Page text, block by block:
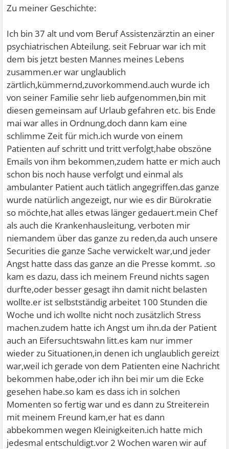
Zu meiner Geschichte:
Ich bin 37 alt und vom Beruf Assistenzärztin an einer
psychiatrischen Abteilung. seit Februar war ich mit
dem bis jetzt besten Mannes meines Lebens
zusammen.er war unglaublich
zärtlich,kümmernd,zuvorkommend.auch wurde ich
von seiner Familie sehr lieb aufgenommen,bin mit
diesen gemeinsam auf Urlaub gefahren etc. bis Ende
mai war alles in Ordnung,doch dann kam eine
schlimme Zeit für mich.ich wurde von einem
Patienten auf schritt und tritt verfolgt,habe obszöne
Emails von ihm bekommen,zudem hatte er mich auch
schon bis noch hause verfolgt und einmal als
ambulanter Patient auch tätlich angegriffen.das ganze
wurde natürlich angezeigt, nur wie es dir Bürokratie
so möchte,hat alles etwas länger gedauert.mein Chef
als auch die Krankenhausleitung, verboten mir
niemandem über das ganze zu reden,da auch unsere
Securities die ganze Sache verwickelt war,und jeder
Angst hatte dass das ganze an die Presse kommt. .so
kam es dazu, dass ich meinem Freund nichts sagen
durfte,oder besser gesagt ihn damit nicht belasten
wollte.er ist selbstständig arbeitet 100 Stunden die
Woche und ich wollte nicht noch zusätzlich Stress
machen.zudem hatte ich Angst um ihn.da der Patient
auch an Eifersuchtswahn litt.es kam nur immer
wieder zu Situationen,in denen ich unglaublich gereizt
war,weil ich gerade von dem Patienten eine Nachricht
bekommen habe,oder ich ihn bei mir um die Ecke
gesehen habe.so kam es dass ich in solchen
Momenten so fertig war und es dann zu Streiterein
mit meinem Freund kam,er hat es dann
abbekommen wegen Kleinigkeiten.ich hatte mich
jedesmal entschuldigt.vor 2 Wochen waren wir auf